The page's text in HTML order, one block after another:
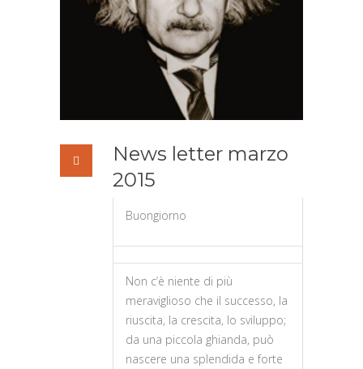
News letter marzo
2015
Buongiorno
Non c’è niente di più
meraviglioso che il successo, la
riuscita, la crescita, lo sviluppo;
da una piccola ghianda, può
nascere una splendida e forte